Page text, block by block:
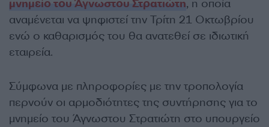
μνημείο του Άγνωστου Στρατιώτη, η οποία
αναμένεται να ψηφιστεί την Τρίτη 21 Οκτωβρίου
ενώ ο καθαρισμός του θα ανατεθεί σε ιδιωτική
εταιρεία.
Σύμφωνα με πληροφορίες με την τροπολογία
περνούν οι αρμοδιότητες της συντήρησης για το
μνημείο του Άγνωστου Στρατιώτη στο υπουργείο